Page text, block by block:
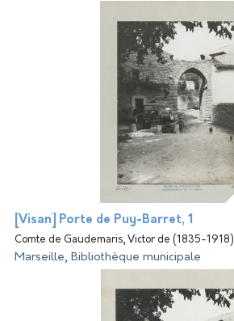
[Visan] Porte de Puy-Barret, 1
Comte de Gaudemaris, Victor de (1835-1918)
Marseille, Bibliothèque municipale